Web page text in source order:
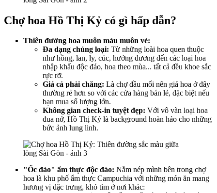
Chợ hoa Hồ Thị Kỷ có gì hấp dẫn?
Thiên đường hoa muôn màu muôn vẻ:
Đa dạng chủng loại: Từ những loài hoa quen thuộc
như hồng, lan, ly, cúc, hướng dương đến các loại hoa
nhập khẩu độc đáo, hoa theo mùa... tất cả đều khoe sắc
rực rỡ.
Giá cả phải chăng: Là chợ đầu mối nên giá hoa ở đây
thường rẻ hơn so với các cửa hàng bán lẻ, đặc biệt nếu
bạn mua số lượng lớn.
Không gian check-in tuyệt đẹp: Với vô vàn loại hoa
đua nở, Hồ Thị Kỷ là background hoàn hảo cho những
bức ảnh lung linh.
"Ốc đảo" ẩm thực độc đáo: Nằm nép mình bên trong chợ
hoa là khu phố ẩm thực Campuchia với những món ăn mang
hương vị đặc trưng, khó tìm ở nơi khác: